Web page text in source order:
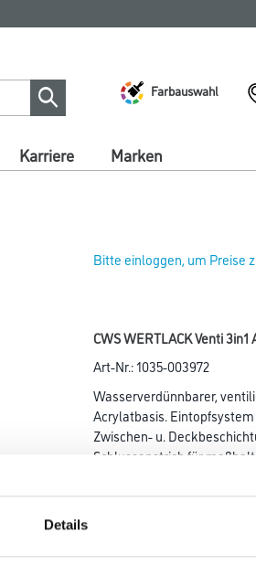
Details
Farbauswahl
Karriere Marken
Bitte einloggen, um Preise
CWS WERTLACK Venti 3in1
Art-Nr.:1035-003972
Wasserverdünnbarer,
Acrylatbasis. Eintopfsystem
Zwischen- u.
Schlussanstrich für
Holzbauteile wie Fenster
wie Dachuntersichten,
Beschichtung von
und Aluminium im